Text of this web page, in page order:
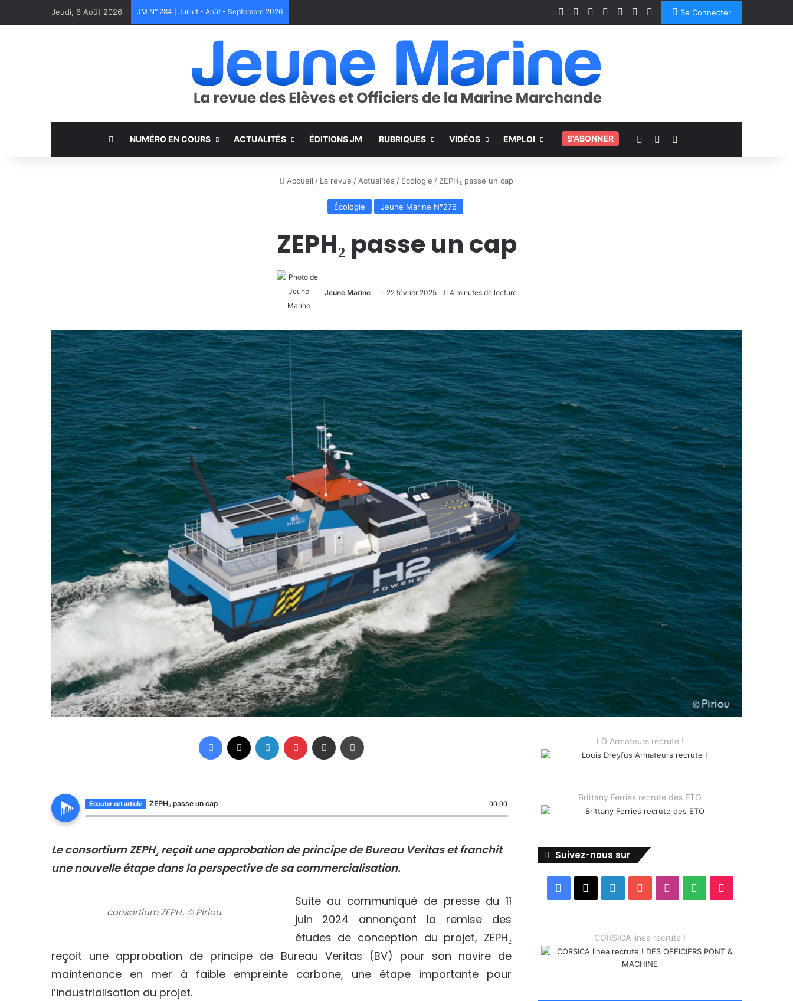
Jeudi, 6 Août 2026 JM N° 284 | Juillet - Août - Septembre 2026 FacebookLinkedinYouTubeInstagram
SpotifyTikTokSe Connecter
NUMÉRO EN COURS ACTUALITÉS ÉDITIONS JM RUBRIQUES VIDÉOS EMPLOI S'ABONNER Voir votre panier
Switch skin
Accueil / La revue / Actualités / Écologie / ZEPH₂ passe un cap
Écologie Jeune Marine N°276
ZEPH₂ passe un cap
Jeune Marine 22 février 2025 4 minutes de lecture
Facebook Linkedin Pinterest Partager par email
Ecouter cet article ZEPH₂ passe un cap 00:00
Le consortium ZEPH₂ reçoit une approbation de principe de Bureau Veritas et franchit
une nouvelle étape dans la perspective de sa commercialisation.
consortium ZEPH₂ © Piriou
Suite au communiqué de presse du 11
juin 2024 annonçant la remise des
études de conception du projet, ZEPH₂
reçoit une approbation de principe de Bureau Veritas (BV) pour son navire de
maintenance en mer à faible empreinte carbone, une étape importante pour
l’industrialisation du projet.
LD Armateurs recrute !
Brittany Ferries recrute des ETO
Suivez-nous sur
Facebook LinkedinYouTubeInstagram
Spotify
CORSICA linea recrute !